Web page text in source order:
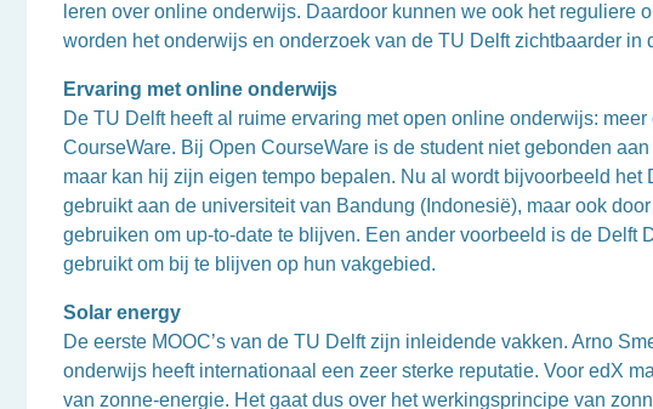
leren over online onderwijs. Daardoor kunnen we ook het reguliere
worden het onderwijs en onderzoek van de TU Delft zichtbaarder in
Ervaring met online onderwijs
De TU Delft heeft al ruime ervaring met open online onderwijs:
CourseWare. Bij Open CourseWare is de student niet gebonden
maar kan hij zijn eigen tempo bepalen. Nu al wordt bijvoorbeeld
gebruikt aan de universiteit van Bandung (Indonesië), maar ook
gebruiken om up-to-date te blijven. Een ander voorbeeld is de Delft
gebruikt om bij te blijven op hun vakgebied.
Solar energy
De eerste MOOC’s van de TU Delft zijn inleidende vakken. Arno
onderwijs heeft internationaal een zeer sterke reputatie. Voor edX
van zonne-energie. Het gaat dus over het werkingsprincipe van